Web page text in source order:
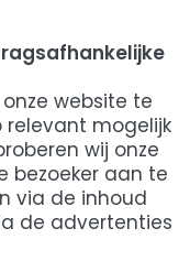
website te
relevant mogelijk
wij onze
bezoeker aan te
via de inhoud
de advertenties